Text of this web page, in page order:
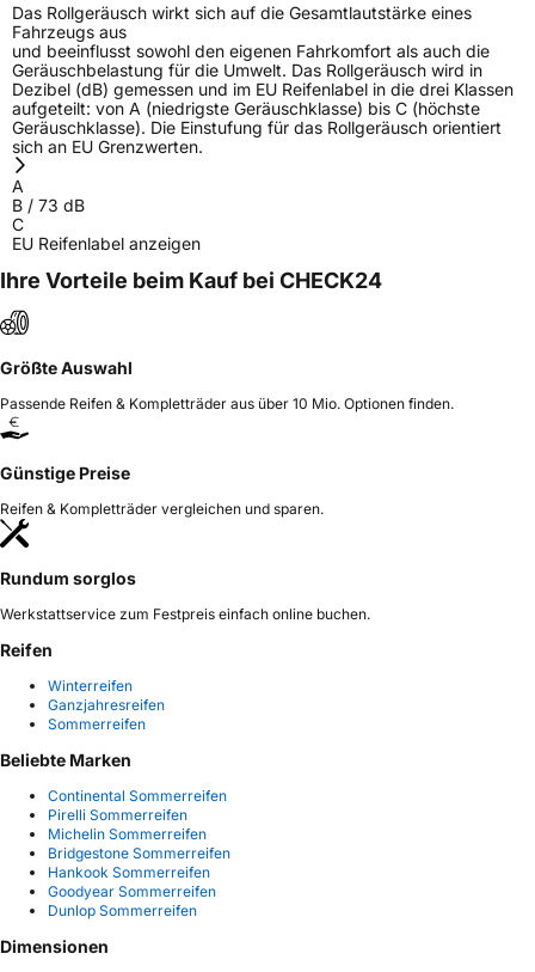
Das Rollgeräusch wirkt sich auf die Gesamtlautstärke eines
Fahrzeugs aus
und beeinflusst sowohl den eigenen Fahrkomfort als auch die
Geräuschbelastung für die Umwelt. Das Rollgeräusch wird in
Dezibel (dB) gemessen und im EU Reifenlabel in die drei Klassen
aufgeteilt: von A (niedrigste Geräuschklasse) bis C (höchste
Geräuschklasse). Die Einstufung für das Rollgeräusch orientiert
sich an EU Grenzwerten.
A
B / 73 dB
C
EU Reifenlabel anzeigen
Ihre Vorteile beim Kauf bei CHECK24
Größte Auswahl
Passende Reifen & Kompletträder aus über 10 Mio. Optionen finden.
Günstige Preise
Reifen & Kompletträder vergleichen und sparen.
Rundum sorglos
Werkstattservice zum Festpreis einfach online buchen.
Reifen
Winterreifen
Ganzjahresreifen
Sommerreifen
Beliebte Marken
Continental Sommerreifen
Pirelli Sommerreifen
Michelin Sommerreifen
Bridgestone Sommerreifen
Hankook Sommerreifen
Goodyear Sommerreifen
Dunlop Sommerreifen
Dimensionen